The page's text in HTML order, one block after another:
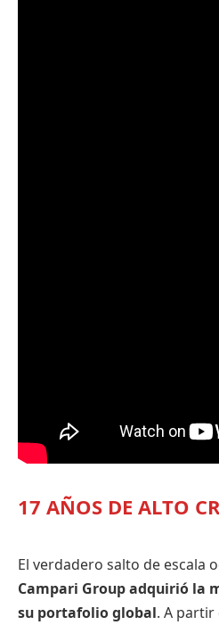
17 AÑOS DE ALTO
El verdadero salto de escala
Campari Group adquirió la
su portafolio global. A partir